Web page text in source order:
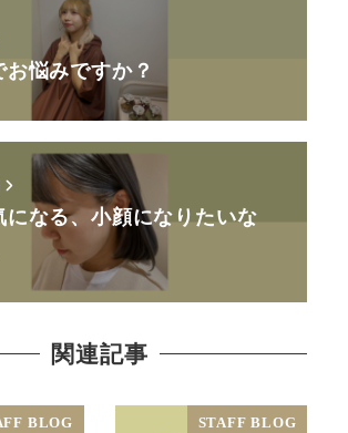
お悩みですか？
になる、小顔になりたいな
関連記事
BLOG STAFF BLOG